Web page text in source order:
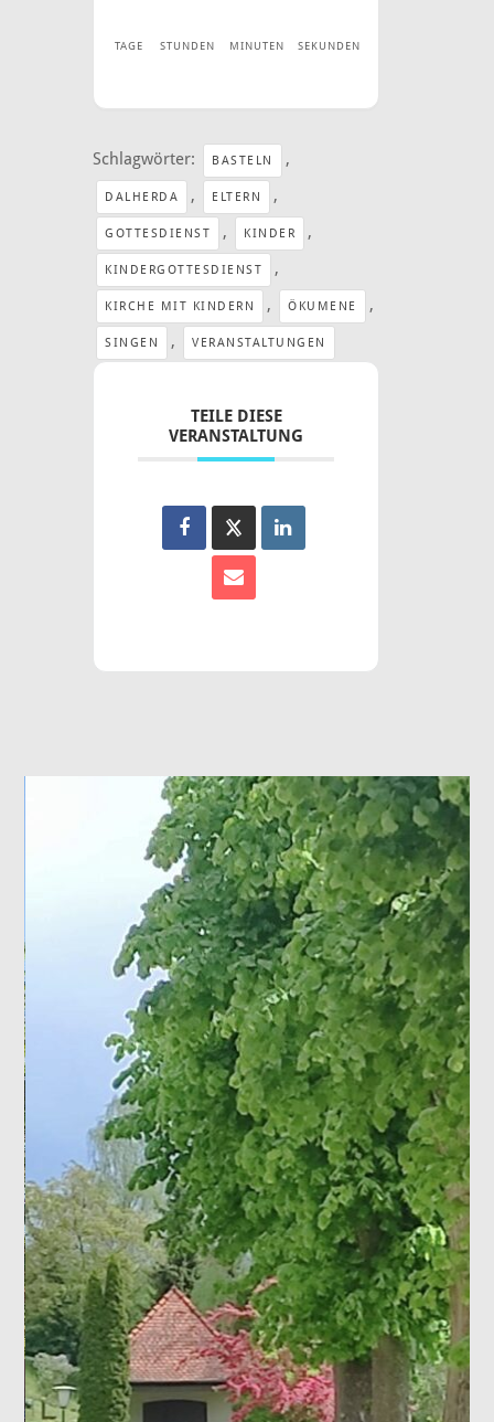
TAGE STUNDEN MINUTEN SEKUNDEN
Schlagwörter: BASTELN ,
DALHERDA , ELTERN ,
GOTTESDIENST , KINDER ,
KINDERGOTTESDIENST ,
KIRCHE MIT KINDERN , ÖKUMENE ,
SINGEN , VERANSTALTUNGEN
TEILE DIESE
VERANSTALTUNG